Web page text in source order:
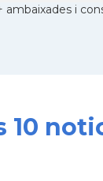
ambaixades i
10